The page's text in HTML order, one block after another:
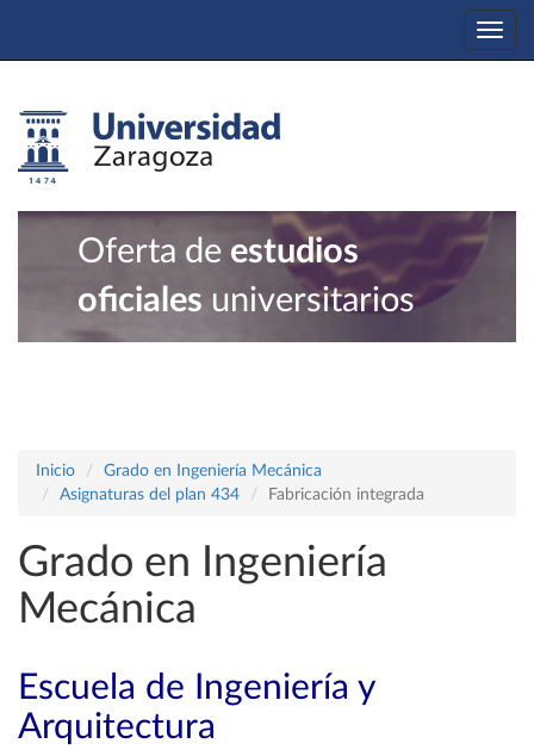
Oferta de estudios
oficiales universitarios
Inicio
Grado en Ingeniería Mecánica
Asignaturas del plan 434
Fabricación integrada
Grado en Ingeniería
Mecánica
Escuela de Ingeniería y
Arquitectura